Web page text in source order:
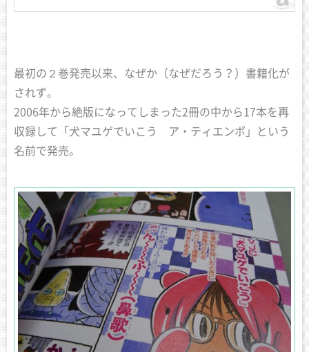
最初の２巻発売以来、なぜか（なぜだろう？）書籍化が
されず。
2006年から絶版になってしまった2冊の中から17本を再
収録して「犬マユゲでいこう ア・ティエンポ」という
名前で発売。